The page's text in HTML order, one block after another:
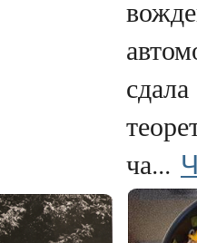
сдала
ча...